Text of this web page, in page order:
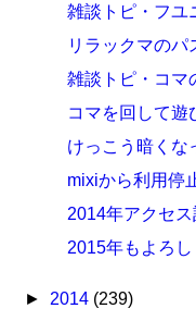
雑談トピ・フユ
リラックマのパ
雑談トピ・コマ
コマを回して遊
けっこう暗くな
mixiから利用停
2014年アクセ
2015年もよろし
► 2014 (239)